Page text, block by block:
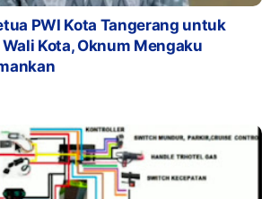
PWI Kota Tangerang untuk
Kota, Oknum Mengaku